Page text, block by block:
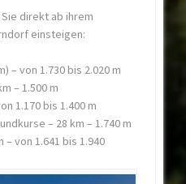
direkt ab ihrem
einsteigen:
– von 1.730 bis 2.020 m
– 1.500 m
1.170 bis 1.400 m
– 28 km – 1.740 m
von 1.641 bis 1.940